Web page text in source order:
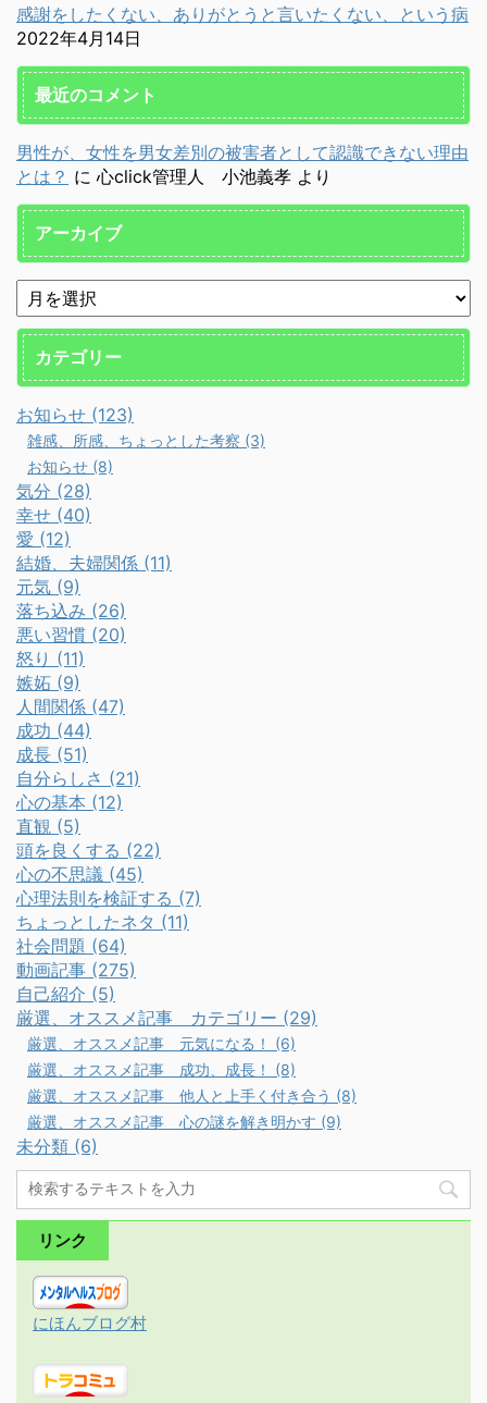
感謝をしたくない、ありがとうと言いたくない、という病
2022年4月14日
最近のコメント
男性が、女性を男女差別の被害者として認識できない理由
とは？ に 心click管理人 小池義孝 より
アーカイブ
カテゴリー
お知らせ (123)
雑感、所感、ちょっとした考察 (3)
お知らせ (8)
気分 (28)
幸せ (40)
愛 (12)
結婚、夫婦関係 (11)
元気 (9)
落ち込み (26)
悪い習慣 (20)
怒り (11)
嫉妬 (9)
人間関係 (47)
成功 (44)
成長 (51)
自分らしさ (21)
心の基本 (12)
直観 (5)
頭を良くする (22)
心の不思議 (45)
心理法則を検証する (7)
ちょっとしたネタ (11)
社会問題 (64)
動画記事 (275)
自己紹介 (5)
厳選、オススメ記事 カテゴリー (29)
厳選、オススメ記事 元気になる！ (6)
厳選、オススメ記事 成功、成長！ (8)
厳選、オススメ記事 他人と上手く付き合う (8)
厳選、オススメ記事 心の謎を解き明かす (9)
未分類 (6)
リンク
にほんブログ村